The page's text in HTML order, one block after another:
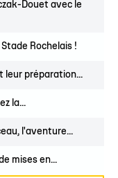
Douet avec le
Rochelais !
leur préparation...
la...
l'aventure...
mises en...